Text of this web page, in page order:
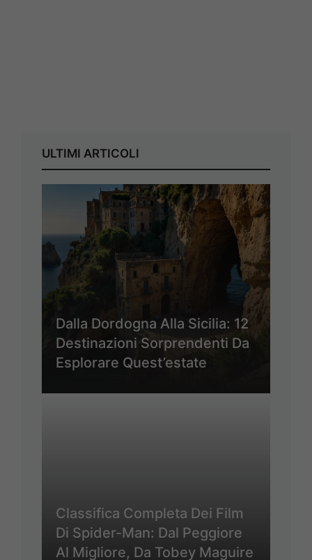
ULTIMI ARTICOLI
Dalla Dordogna Alla Sicilia: 12
Destinazioni Sorprendenti Da
Esplorare Quest’estate
Classifica Completa Dei Film
Di Spider-Man: Dal Peggiore
Al Migliore, Da Tobey Maguire